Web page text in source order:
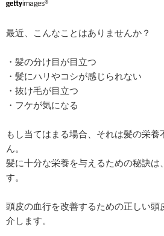
最近、こんなことはありませんか？
・髪の分け目が目立つ
・髪にハリやコシが感じられない
・抜け毛が目立つ
・フケが気になる
もし当てはまる場合、それは髪の栄
ん。
髪に十分な栄養を与えるための秘訣は
す。
頭皮の血行を改善するための正しい頭
介します。